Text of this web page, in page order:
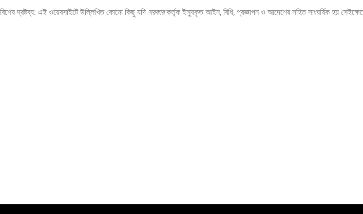
বিশেষ দ্রষ্টব্য: এই ওয়েবসাইটে উল্লিখিত কোনো কিছু যদি সরকারকর্তৃক ইস্যুকৃত আইন, বিধি, প্রজ্ঞাপন ও আদেশের সহিত সাংঘর্ষিক হয়